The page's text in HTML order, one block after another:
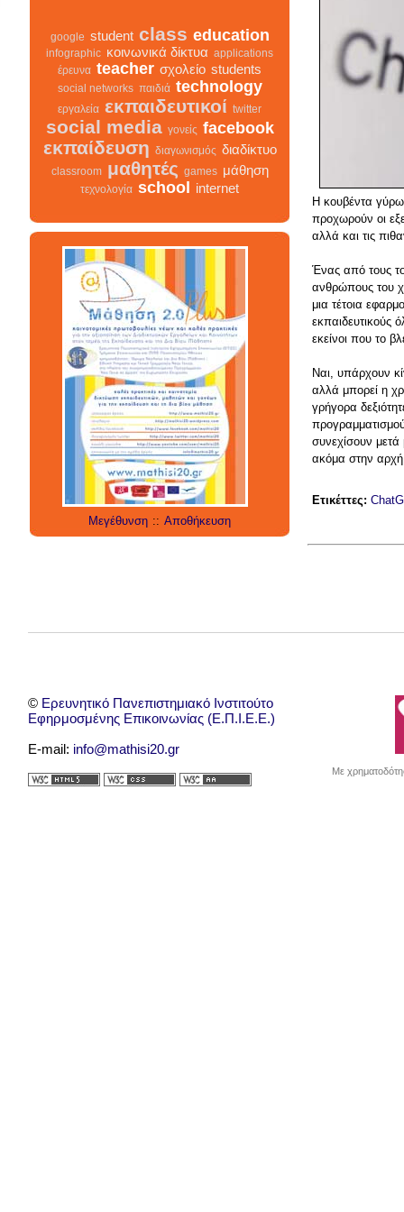
google student class education
infographic κοινωνικά δίκτυα
applications
teacher σχολείο students
παιδιά technology
εργαλεία εκπαιδευτικοί twitter
social media facebook
εκπαίδευση διαγωνισμός διαδίκτυο
μαθητές games μάθηση
school internet
σχολείο infographic
facebook teacher διαδίκτυο
κοινωνικά δίκτυα
γονείς μαθητές
εκπαίδευση students
εκπαιδευτικοί classroom google
τεχνολογία
student παιδιά games school
education μάθηση social networks
social media έρευνα technology
twitter εργαλεία internet applications
Μεγέθυνση :: Αποθήκευση
Η κουβέντα
προχωρούν οι
αλλά και τις
Ένας από τους
ανθρώπους του
μια τέτοια
εκπαιδευτικούς
εκείνοι που το
Ναι, υπάρχουν
αλλά μπορεί η
γρήγορα
συνεχίσουν μετά
ακόμα στην
Ετικέττες:
© Ερευνητικό Πανεπιστημιακό Ινστιτούτο
Εφηρμοσμένης Επικοινωνίας (Ε.Π.Ι.Ε.Ε.)
E-mail: info@mathisi20.gr
Με